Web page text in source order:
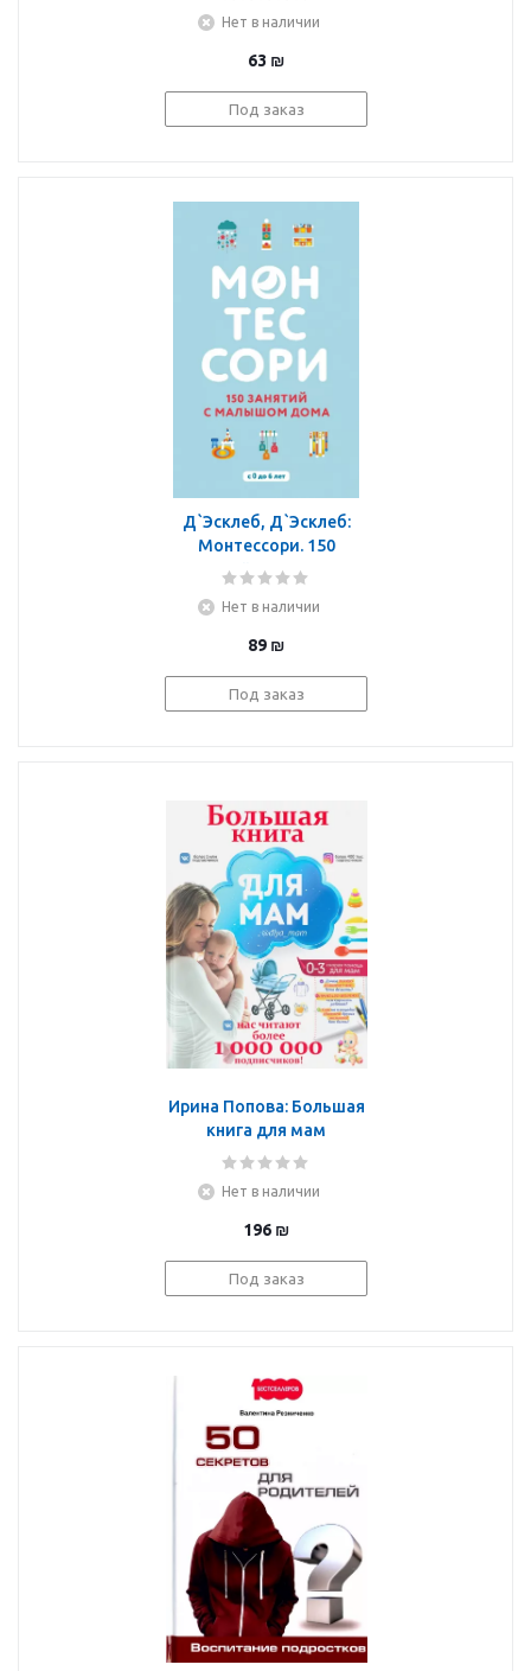
родителей
Нет в наличии
63 ₪
Под заказ
Д`Эсклеб, Д`Эсклеб:
Монтессори. 150
занятий с малышом
Нет в наличии
89 ₪
Под заказ
Ирина Попова: Большая
книга для мам
Нет в наличии
196 ₪
Под заказ